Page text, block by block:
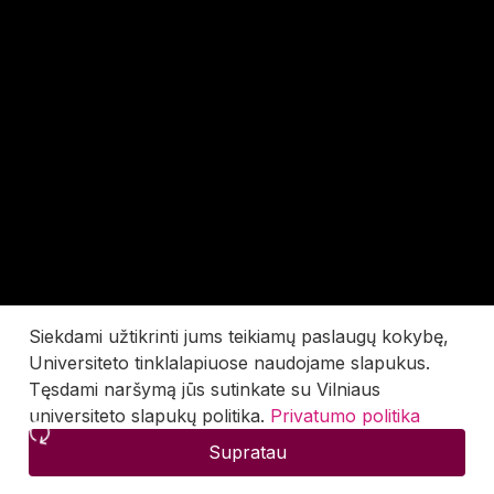
Siekdami užtikrinti jums teikiamų paslaugų kokybę,
Universiteto tinklalapiuose naudojame slapukus.
Tęsdami naršymą jūs sutinkate su Vilniaus
universiteto slapukų politika. Privatumo politika
Supratau